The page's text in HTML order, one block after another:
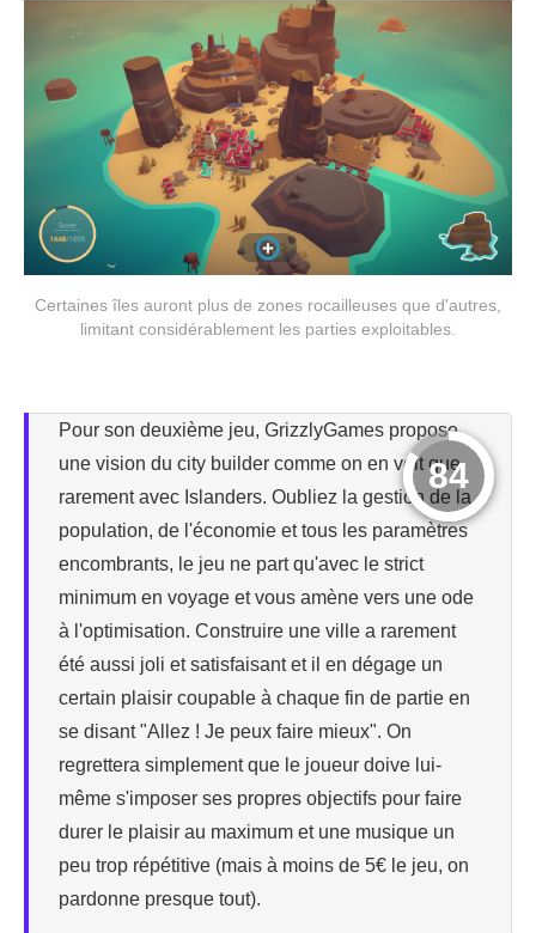
Certaines îles auront plus de zones rocailleuses que d'autres,
limitant considérablement les parties exploitables.
84
Pour son deuxième jeu, GrizzlyGames propose
une vision du city builder comme on en voit que
rarement avec Islanders. Oubliez la gestion de la
population, de l'économie et tous les paramètres
encombrants, le jeu ne part qu'avec le strict
minimum en voyage et vous amène vers une ode
à l'optimisation. Construire une ville a rarement
été aussi joli et satisfaisant et il en dégage un
certain plaisir coupable à chaque fin de partie en
se disant "Allez ! Je peux faire mieux". On
regrettera simplement que le joueur doive lui-
même s'imposer ses propres objectifs pour faire
durer le plaisir au maximum et une musique un
peu trop répétitive (mais à moins de 5€ le jeu, on
pardonne presque tout).